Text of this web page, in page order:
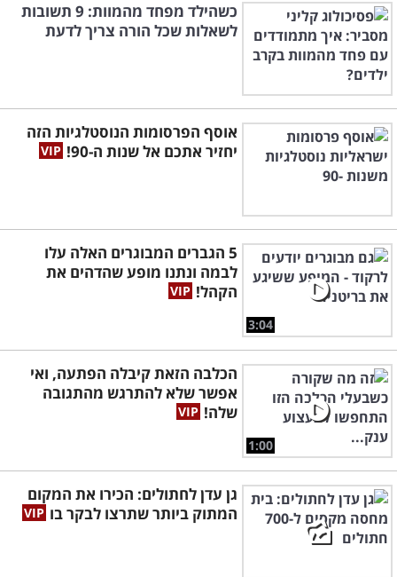
כשהילד מפחד מהמוות: 9 תשובות
לשאלות שכל הורה צריך לדעת
אוסף הפרסומות הנוסטלגיות הזה
יחזיר אתכם אל שנות ה-90!
3:04
5 הגברים המבוגרים האלה עלו
לבמה ונתנו מופע שהדהים את
הקהל!
1:00
הכלבה הזאת קיבלה הפתעה, ואי
אפשר שלא להתרגש מהתגובה
שלה!
גן עדן לחתולים: הכירו את המקום
המתוק ביותר שתרצו לבקר בו